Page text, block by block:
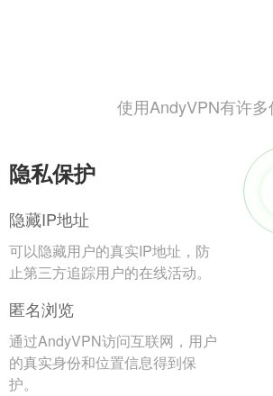
使用AndyVPN有许
隐私保护
隐藏IP地址
可以隐藏用户的真实IP地址，防
止第三方追踪用户的在线活动。
匿名浏览
通过AndyVPN访问互联网，用户
的真实身份和位置信息得到保
护。